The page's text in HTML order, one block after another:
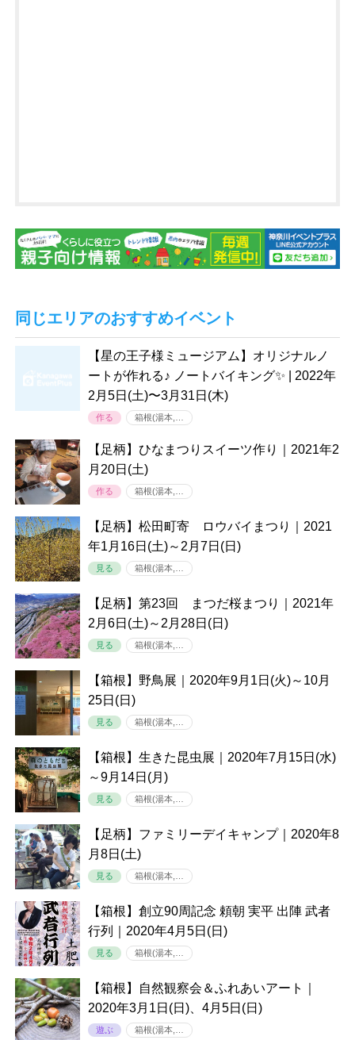
同じエリアのおすすめイベント
【星の王子様ミュージアム】オリジナルノ
ートが作れる♪ ノートバイキング✨ | 2022年
2月5日(土)〜3月31日(木)
作る 箱根(湯本,…
【足柄】ひなまつりスイーツ作り｜2021年2
月20日(土)
作る 箱根(湯本,…
【足柄】松田町寄 ロウバイまつり｜2021
年1月16日(土)～2月7日(日)
見る 箱根(湯本,…
【足柄】第23回 まつだ桜まつり｜2021年
2月6日(土)～2月28日(日)
見る 箱根(湯本,…
【箱根】野鳥展｜2020年9月1日(火)～10月
25日(日)
見る 箱根(湯本,…
【箱根】生きた昆虫展｜2020年7月15日(水)
～9月14日(月)
見る 箱根(湯本,…
【足柄】ファミリーデイキャンプ｜2020年8
月8日(土)
見る 箱根(湯本,…
【箱根】創立90周記念 頼朝 実平 出陣 武者
行列｜2020年4月5日(日)
見る 箱根(湯本,…
【箱根】自然観察会＆ふれあいアート｜
2020年3月1日(日)、4月5日(日)
遊ぶ 箱根(湯本,…